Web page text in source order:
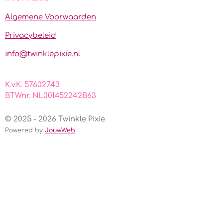
o
k
g
a
A
p
Algemene Voorwaarden
Privacybeleid
info@twinklepixie.nl
K.v.K. 57602743
BTWnr. NL001452242B63
© 2025 - 2026 Twinkle Pixie
Powered by JouwWeb